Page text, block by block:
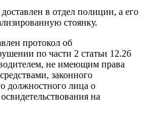
в отдел полиции, а его
стоянку.
протокол об
по части 2 статьи 12.26
не имеющим права
законного
должностного лица о
на